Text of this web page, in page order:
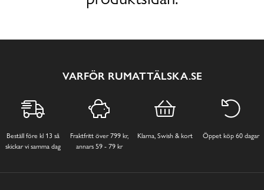
VARFÖR RUMATTÄLSKA.SE
Beställ före kl 13 så
skickar vi samma dag
Fraktfritt över 799 kr,
annars 59 - 79 kr
Klarna, Swish & kort Öppet köp 60 dagar